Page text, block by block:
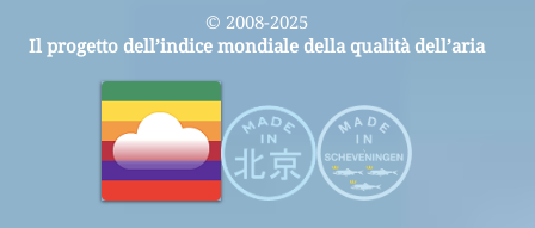
© 2008-2025
Il progetto dell’indice mondiale della qualità dell’aria